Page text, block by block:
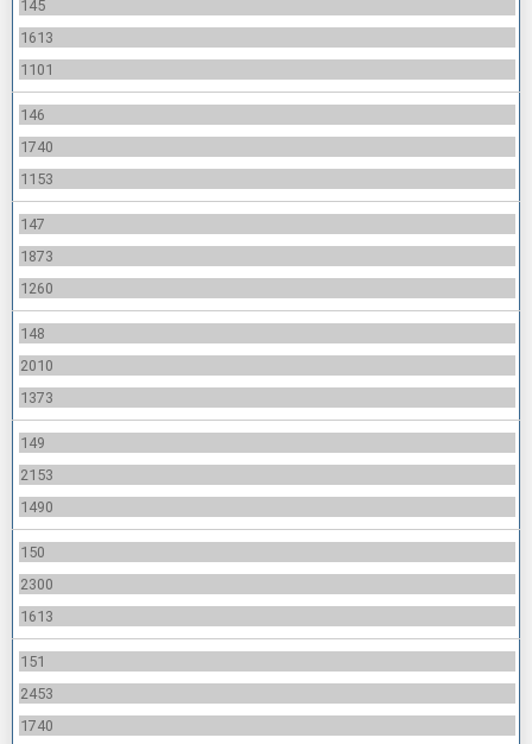
145
1613
1101
146
1740
1153
147
1873
1260
148
2010
1373
149
2153
1490
150
2300
1613
151
2453
1740